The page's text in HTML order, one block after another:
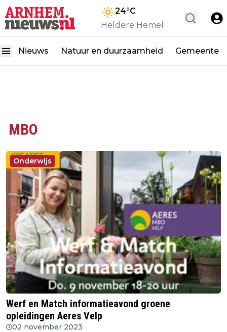
24°C
Heldere Hemel
Nieuws Natuur en duurzaamheid Gemeente
MBO
Onderwijs
Werf en Match informatieavond groene
opleidingen Aeres Velp
02 november 2023